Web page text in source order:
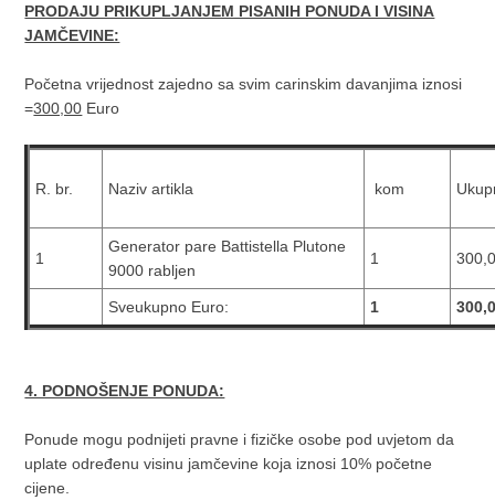
PRODAJU PRIKUPLJANJEM PISANIH PONUDA I VISINA
JAMČEVINE:
Početna vrijednost zajedno sa svim carinskim davanjima iznosi
=300,00 Euro
R. br. Naziv artikla kom
1
Generator pare Battistella Plutone
9000 rabljen
1
Sveukupno Euro: 1
4. PODNOŠENJE PONUDA:
Ponude mogu podnijeti pravne i fizičke osobe pod uvjetom da
uplate određenu visinu jamčevine koja iznosi 10% početne
cijene.